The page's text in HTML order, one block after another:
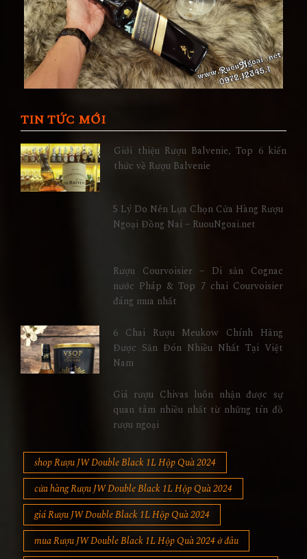
TIN TỨC MỚI
Giới thiệu Rượu Balvenie, Top 6 kiến
thức về Rượu Balvenie
5 Lý Do Nên Lựa Chọn Cửa Hàng Rượu
Ngoại Đồng Nai – RuouNgoai.net
Rượu Courvoisier – Di sản Cognac
nước Pháp & Top 7 chai Courvoisier
đáng mua nhất
6 Chai Rượu Meukow Chính Hãng
Được Săn Đón Nhiều Nhất Tại Việt
Nam
Giá rượu Chivas luôn nhận được sự
quan tâm nhiều nhất từ những tín đồ
rượu ngoại
shop Rượu JW Double Black 1L Hộp Quà 2024
cửa hàng Rượu JW Double Black 1L Hộp Quà 2024
giá Rượu JW Double Black 1L Hộp Quà 2024
mua Rượu JW Double Black 1L Hộp Quà 2024 ở đâu